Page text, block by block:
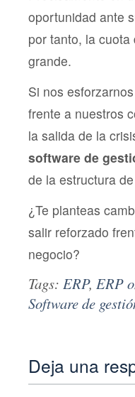
oportunidad ante
por tanto, la
grande.
Si nos
frente a nuestros
la salida de la
software de
de la estructura
¿Te planteas
salir reforzado
negocio?
Tags: ERP, ERP
Software de
Deja una